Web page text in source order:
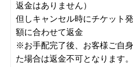
返金はありません）
但しキャンセル時にチケット
額に合わせて返金
※お手配完了後、お客様ご自
た場合は返金不可となります。